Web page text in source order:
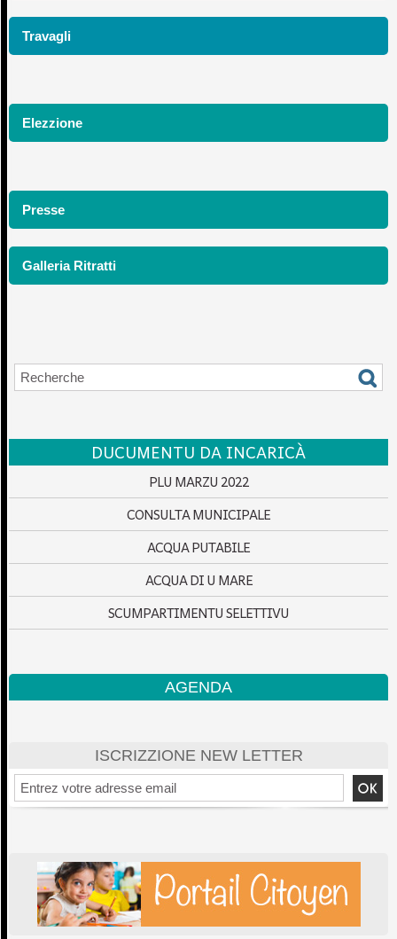
Travagli
Elezzione
Presse
Galleria Ritratti
DUCUMENTU DA INCARICÀ
PLU MARZU 2022
CONSULTA MUNICIPALE
ACQUA PUTABILE
ACQUA DI U MARE
SCUMPARTIMENTU SELETTIVU
AGENDA
ISCRIZZIONE NEW LETTER